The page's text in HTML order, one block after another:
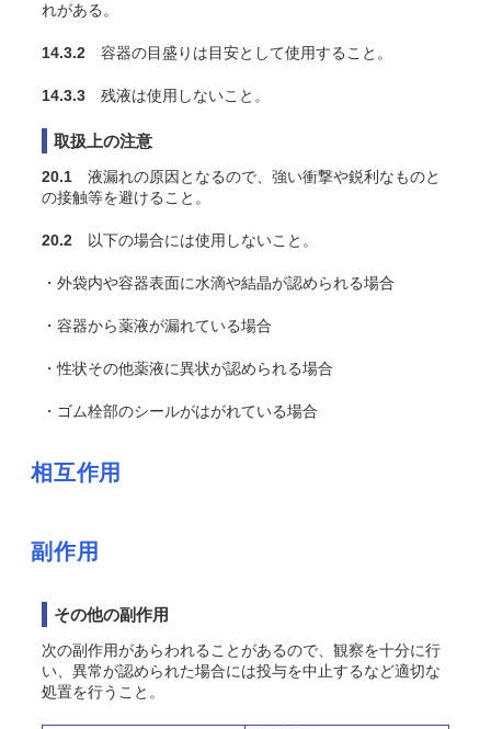
れがある。
14.3.2 容器の目盛りは目安として使用すること。
14.3.3 残液は使用しないこと。
取扱上の注意
20.1 液漏れの原因となるので、強い衝撃や鋭利なものと
の接触等を避けること。
20.2 以下の場合には使用しないこと。
・外袋内や容器表面に水滴や結晶が認められる場合
・容器から薬液が漏れている場合
・性状その他薬液に異状が認められる場合
・ゴム栓部のシールがはがれている場合
相互作用
副作用
その他の副作用
次の副作用があらわれることがあるので、観察を十分に行
い、異常が認められた場合には投与を中止するなど適切な
処置を行うこと。